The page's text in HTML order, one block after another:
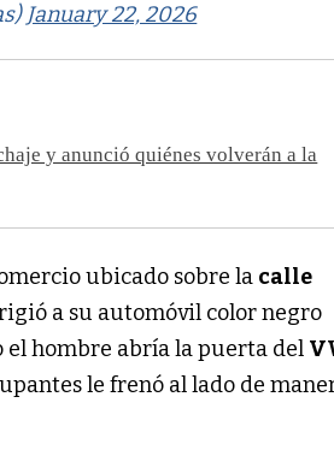
January 22, 2026
y anunció quiénes volverán a la
ubicado sobre la calle
a su automóvil color negro
el hombre abría la puerta del
le frenó al lado de